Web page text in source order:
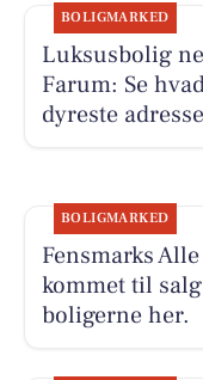
BOLIGMARKED
Luksusbolig
Farum: Se
dyreste
BOLIGMARKED
Fensmarks
kommet til
boligerne her.